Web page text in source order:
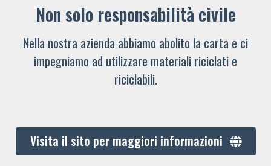
Non solo responsabilità civile
Nella nostra azienda abbiamo abolito la carta e ci
impegniamo ad utilizzare materiali riciclati e
riciclabili.
Visita il sito per maggiori informazioni